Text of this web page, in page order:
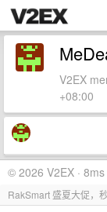
V2EX
+08:00
© 2026 V2EX · 8ms
RakSmart 盛夏大促，